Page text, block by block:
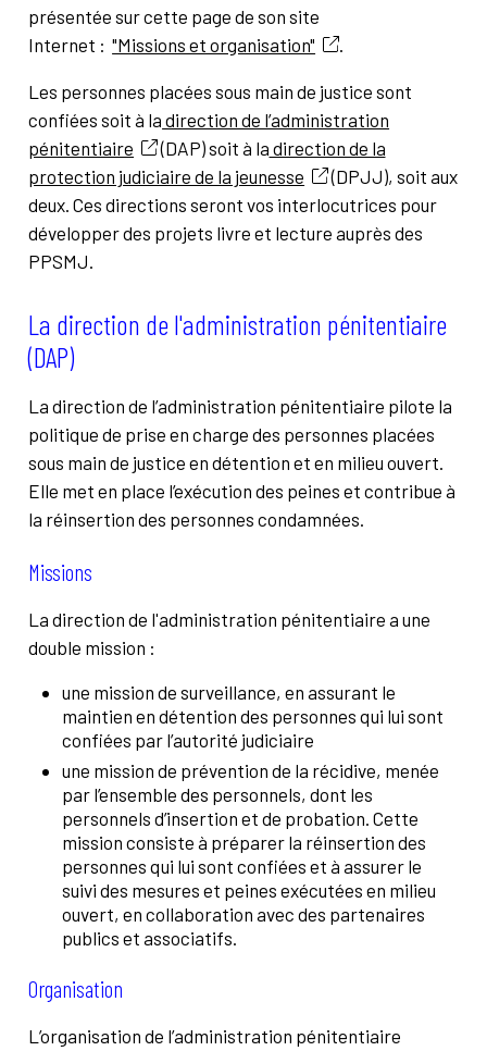
présentée sur cette page de son site
Internet :"Missions et organisation" .
Les personnes placées sous main de justice sont
confiées soit à la direction de l’administration
pénitentiaire
(DAP) soit à la direction de la
protection judiciaire de la jeunesse
(DPJJ), soit aux
deux. Ces directions seront vos interlocutrices pour
développer des projets livre et lecture auprès des
PPSMJ.
La direction de l'administration pénitentiaire
(DAP)
La direction de l’administration pénitentiaire pilote la
politique de prise en charge des personnes placées
sous main de justice en détention et en milieu ouvert.
Elle met en place l’exécution des peines et contribue à
la réinsertion des personnes condamnées.
Missions
La direction de l'administration pénitentiaire a une
double mission :
une mission de surveillance, en assurant le
maintien en détention des personnes qui lui sont
confiées par l’autorité judiciaire
une mission de prévention de la récidive, menée
par l’ensemble des personnels, dont les
personnels d’insertion et de probation. Cette
mission consiste à préparer la réinsertion des
personnes qui lui sont confiées et à assurer le
suivi des mesures et peines exécutées en milieu
ouvert, en collaboration avec des partenaires
publics et associatifs.
Organisation
L’organisation de l’administration pénitentiaire